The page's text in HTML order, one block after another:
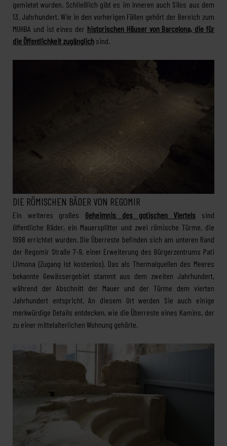
gemietet wurden. Schließlich gibt es im Inneren auch Silos aus dem
13. Jahrhundert. Wie in den vorherigen Fällen gehört der Bereich zum
MUHBA und ist eines der historischen Häuser von Barcelona, die für
die Öffentlichkeit zugänglich sind.
DIE RÖMISCHEN BÄDER VON REGOMIR
Ein weiteres großes Geheimnis des gotischen Viertels sind
öffentliche Bäder, ein Mauersplitter und zwei römische Türme, die
1998 errichtet wurden. Die Überreste befinden sich am unteren Rand
der Regomir Straße 7-9, einer Erweiterung des Bürgerzentrums Pati
Llimona (Zugang ist kostenlos). Das als Thermalquellen des Meeres
bekannte Gewässergebiet stammt aus dem zweiten Jahrhundert,
während der Abschnitt der Mauer und der Türme dem vierten
Jahrhundert entspricht. An diesem Ort werden Sie auch einige
merkwürdige Details entdecken, wie die Überreste eines Kamins, der
zu einer mittelalterlichen Wohnung gehörte.